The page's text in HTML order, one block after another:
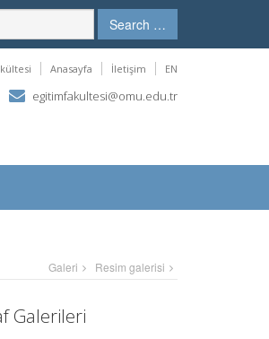
Search …
Anasayfa İletişim EN
egitimfakultesi@omu.edu.tr
Galeri Resim galerisi
Galerileri